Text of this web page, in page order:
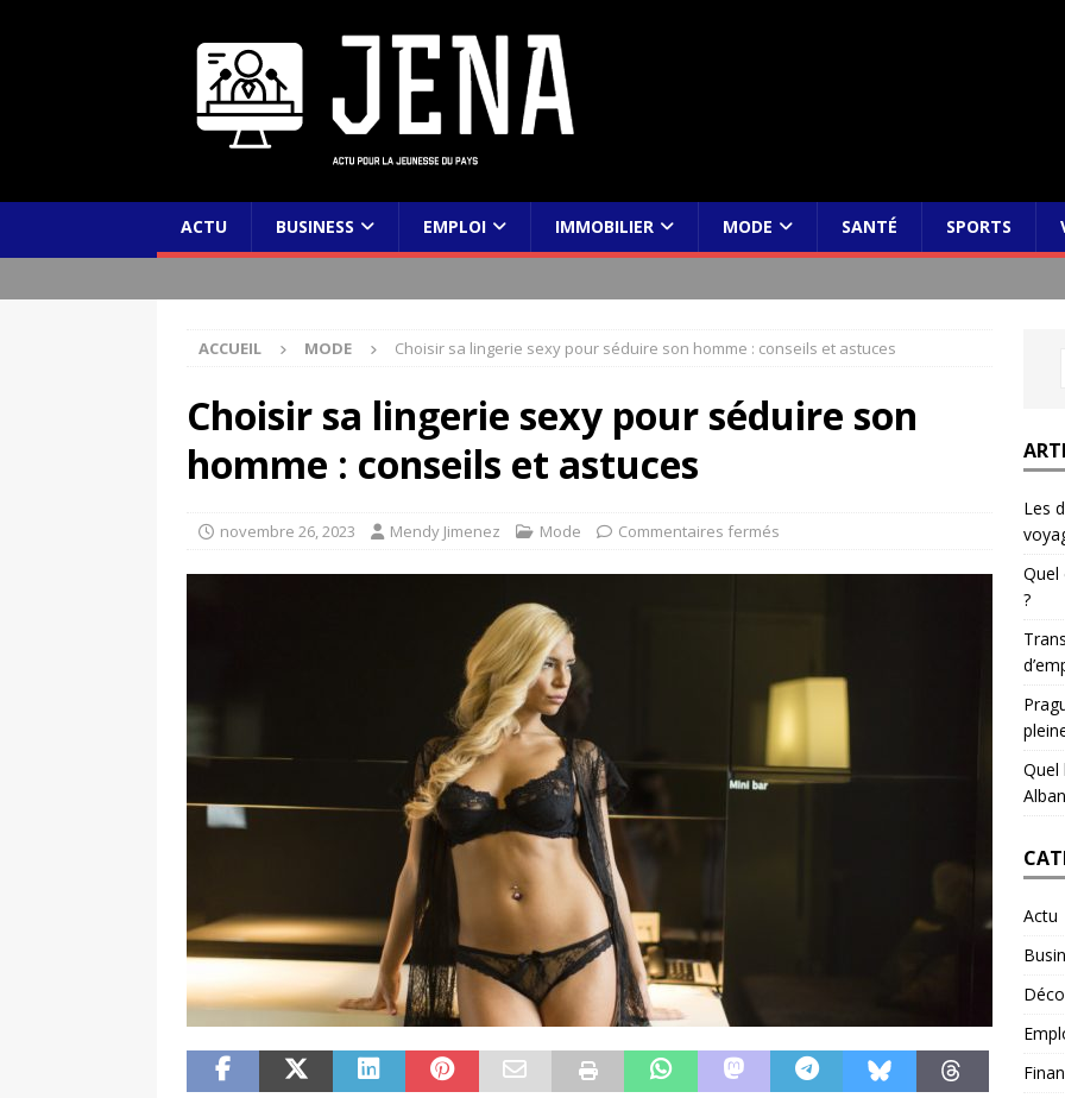
ACTU BUSINESS EMPLOI IMMOBILIER MODE SANTÉ SPORTS
ACCUEIL MODE Choisir sa lingerie sexy pour séduire son homme : conseils et astuces
Choisir sa lingerie sexy pour séduire son
homme : conseils et astuces
novembre 26, 2023 Mendy Jimenez Mode Commentaires fermés
Les
Quel
?
Quel
Actu